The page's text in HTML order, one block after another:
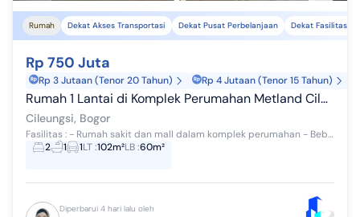
Rumah Dekat Akses Transportasi Dekat Pusat Perbelanjaan Dekat Fasilitas
Rp 750 Juta
Rp 3 Jutaan (Tenor 20 Tahun) Rp 4 Jutaan (Tenor 15 Tahun)
Rumah 1 Lantai di Komplek Perumahan Metland Cileungsi
Cileungsi, Bogor
Fasilitas : - Rumah sakit dan mall dalam komplek perumahan - Bebas dari Banjir dan Polusi udara - Security 24 jam tiap cluster - Sarana Pendidikan...
2
1 1LT:102m²LB:60m²
Diperbarui 4 hari lalu oleh